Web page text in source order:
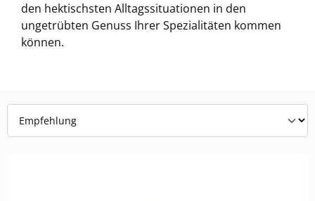
den hektischsten Alltagssituationen in den
ungetrübten Genuss Ihrer Spezialitäten kommen
können.